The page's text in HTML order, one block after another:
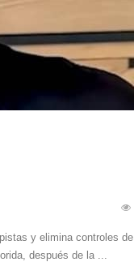
y elimina controles de
después de la ...